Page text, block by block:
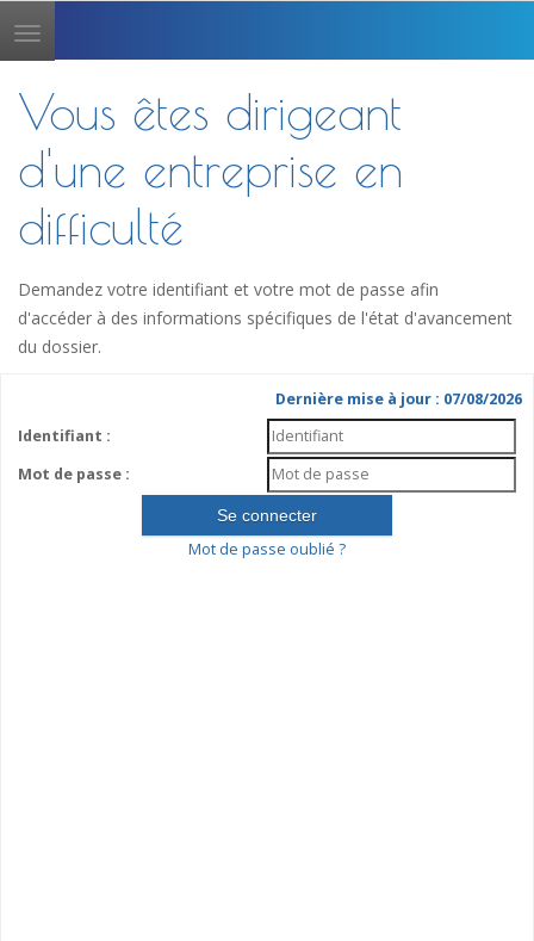
Toggle
navigation
Vous êtes dirigeant
d'une entreprise en
difficulté
Demandez votre identifiant et votre mot de passe afin
d'accéder à des informations spécifiques de l'état d'avancement
du dossier.
Dernière mise à jour : 07/08/2026
Identifiant :
Mot de passe :
Mot de passe oublié ?